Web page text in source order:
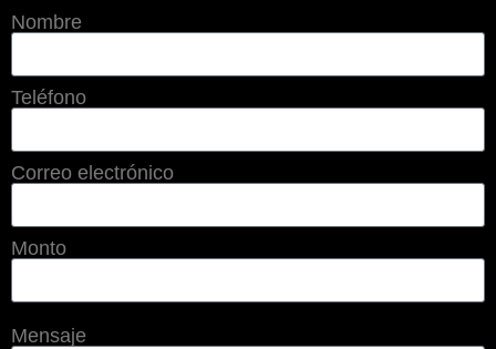
Nombre
Teléfono
Correo electrónico
Monto
Mensaje